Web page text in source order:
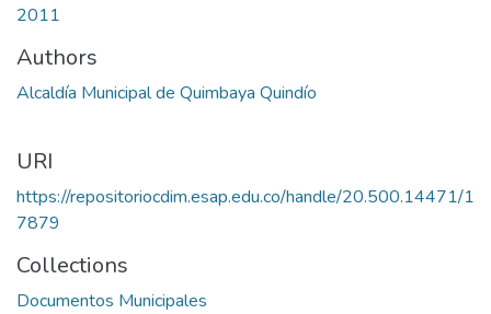
2011
Authors
Alcaldía Municipal de Quimbaya Quindío
URI
https://repositoriocdim.esap.edu.co/handle/20.500.14471/1
7879
Collections
Documentos Municipales